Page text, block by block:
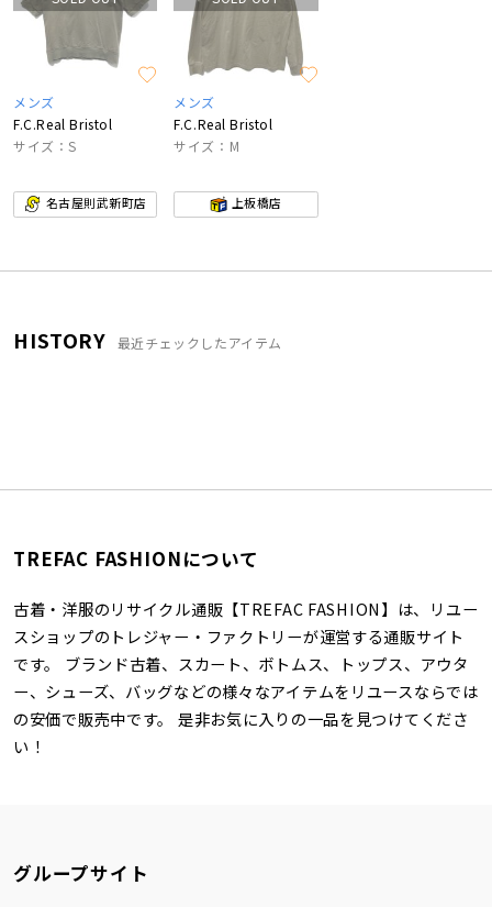
メンズ
F.C.Real Bristol
サイズ：S
名古屋則武新町店
メンズ
F.C.Real Bristol
サイズ：M
上板橋店
HISTORY 最近チェックしたアイテム
TREFAC FASHIONについて
古着・洋服のリサイクル通販【TREFAC FASHION】は、リユー
スショップのトレジャー・ファクトリーが運営する通販サイト
です。 ブランド古着、スカート、ボトムス、トップス、アウタ
ー、シューズ、バッグなどの様々なアイテムをリユースならでは
の安価で販売中です。 是非お気に入りの一品を見つけてくださ
い！
グループサイト